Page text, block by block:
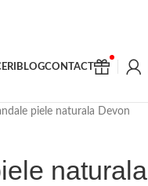
BLOGCONTACT
piele naturala Devon
naturala